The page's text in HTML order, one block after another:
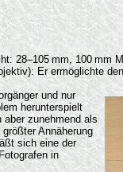
28–105 mm, 100 mm
Er ermöglichte
und nur
herunterspielt
zunehmend als
Annäherung
sich eine der
in